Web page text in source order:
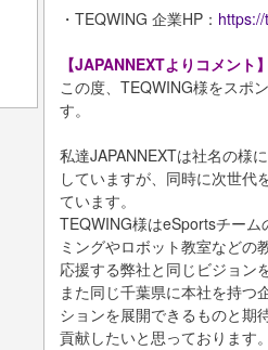
・TEQWING 企業HP：
【JAPANNEXTよりコメント
この度、TEQWING様をスポ
す。
私達JAPANNEXTは社名の様
していますが、同時に次世代
ています。
TEQWING様はeSportsチー
ミングやロボット教室などの
応援する弊社と同じビジョン
また同じ千葉県に本社を持つ
ションを展開できるものと期
貢献したいと思っております